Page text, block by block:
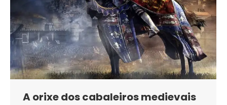
A orixe dos cabaleiros medievais